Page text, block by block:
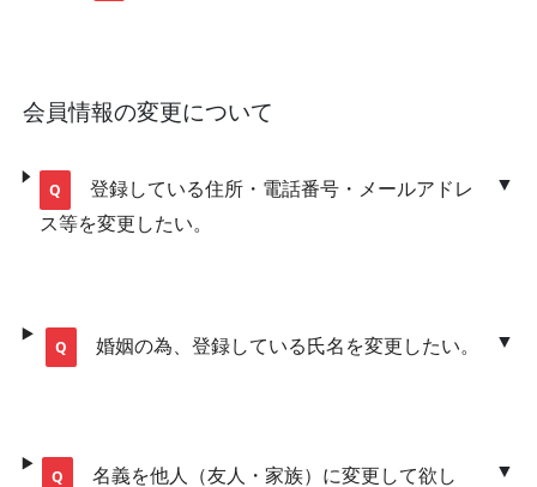
会員情報の変更について
登録している住所・電話番号・メールアドレ
ス等を変更したい。
婚姻の為、登録している氏名を変更したい。
名義を他人（友人・家族）に変更して欲し